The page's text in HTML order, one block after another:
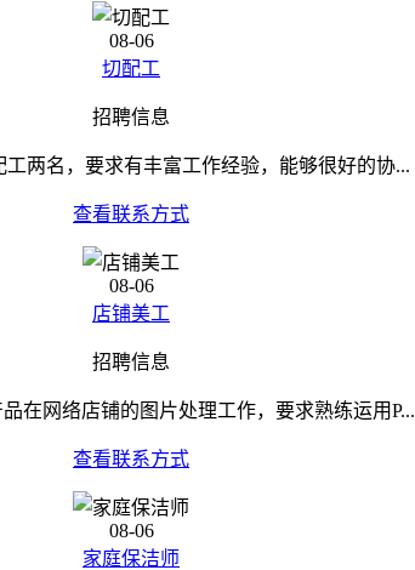
08-06
切配工
招聘信息
两名，要求有丰富工作经验，能够很好的协...
查看联系方式
08-06
店铺美工
招聘信息
在网络店铺的图片处理工作，要求熟练运用P...
查看联系方式
08-06
家庭保洁师